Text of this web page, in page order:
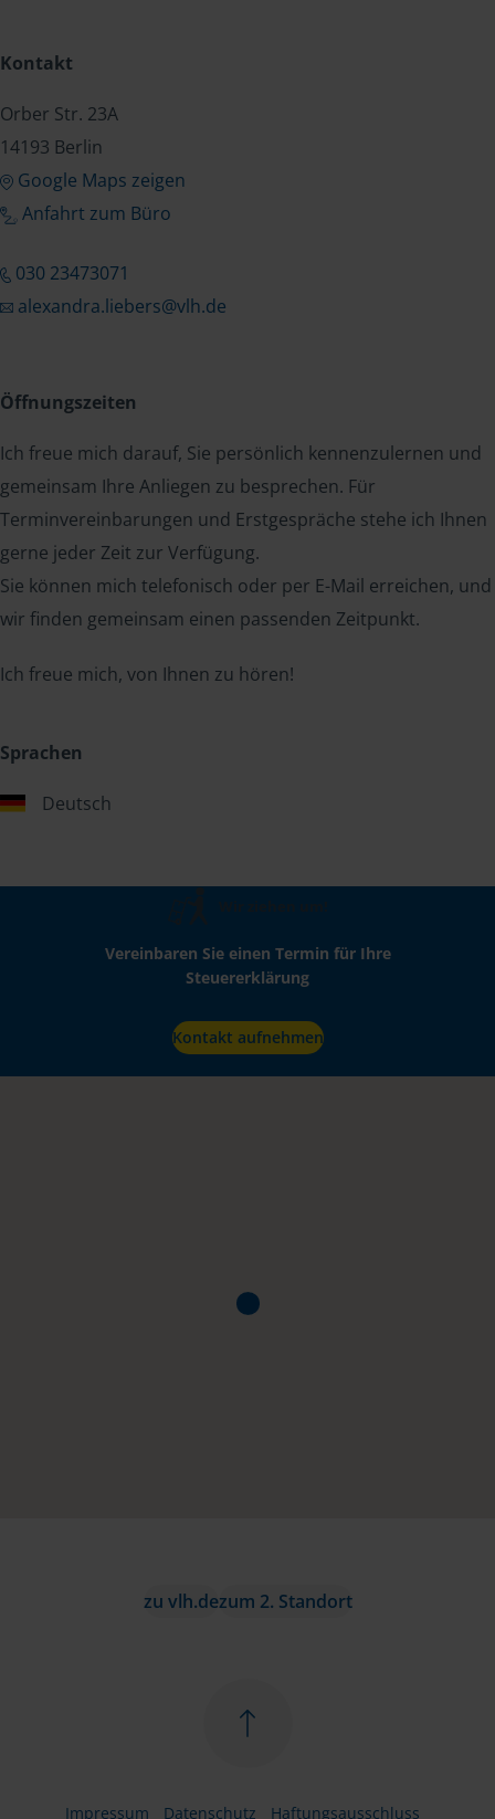
Kontakt
Orber Str. 23A
14193 Berlin
Google Maps zeigen
Anfahrt zum Büro
030 23473071
alexandra.liebers@vlh.de
Öffnungszeiten
Ich freue mich darauf, Sie persönlich kennenzulernen und
gemeinsam Ihre Anliegen zu besprechen. Für
Terminvereinbarungen und Erstgespräche stehe ich Ihnen
gerne jeder Zeit zur Verfügung.
Sie können mich telefonisch oder per E-Mail erreichen, und
wir finden gemeinsam einen passenden Zeitpunkt.
Ich freue mich, von Ihnen zu hören!
Sprachen
Deutsch
Vereinbaren Sie einen Termin für Ihre
Steuererklärung
Kontakt aufnehmen
zu vlh.dezum 2. Standort
Impressum Datenschutz Haftungsausschluss